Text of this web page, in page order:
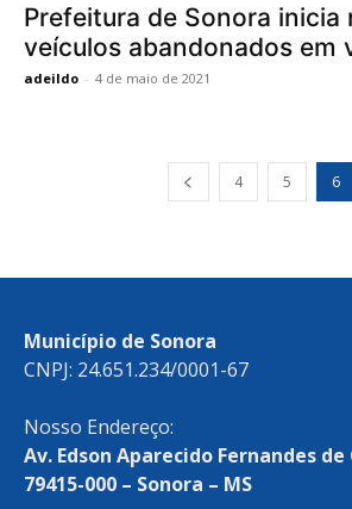
Prefeitura de Sonora inicia
veículos abandonados em
adeildo - 4 de maio de 2021
4 5 6
Município de Sonora
CNPJ: 24.651.234/0001-67
Nosso Endereço:
Av. Edson Aparecido Fernandes de
79415-000 – Sonora – MS